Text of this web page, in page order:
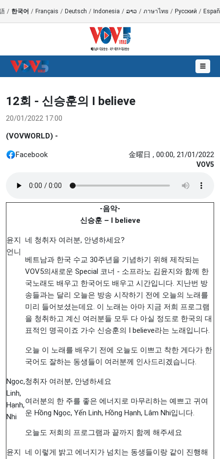
/ 한국어 / Français / Deutsch / Indonesia / ລາວ / ภาษาไทย / Русский /
☰
12회 - 신승훈의 I believe
20/01/2022 17:00
(VOVWORLD) -
Facebook 金曜日 , 00:00, 21/01/2022
VOV5
-음악-
신승훈– I believe
윤지
언니
네 청취자 여러분, 안녕하세요?
베트남과 한국 수교 30주년을 기념하기 위해 제작되는
VOV5의새로운 Special 코너 - 소프라노 김윤지와 함께 한
국노래도 배우고 한국어도 배우고 시간입니다. 지난번 방
송들과는 달리 오늘은 방송 시작하기 전에 오늘의 노래를
미리 들어보셨는데요. 이 노래는 아마 지금 저희 프로그램
을 청취하고 계신 여러분들 모두 다 아실 정도로 한국의 대
표적인 명곡이죠 가수 신승훈의 I believe라는 노래입니다.
오늘 이 노래를 배우기 전에 오늘도 이쁘고 착한 게다가 한
국어도 잘하는 동생들이 여러분께 인사드리겠습니다.
Ngọc,
Linh,
Hạnh,
Nhi
청취자 여러분, 안녕하세요
여러분의 한 주를 좋은 에너지로 마무리하는 예쁘고 귀여
운 Hồng Ngọc, Yến Linh, Hồng Hạnh, Lâm Nhi입니다.
오늘도 저희의 프로그램과 끝까지 함께 해주세요
윤지
네 이렇게 밝고 에너지가 넘치는 동생들이랑 같이 진행해